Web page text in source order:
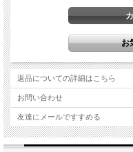
返品についての詳細はこちら
お問い合わせ
友達にメールですすめる